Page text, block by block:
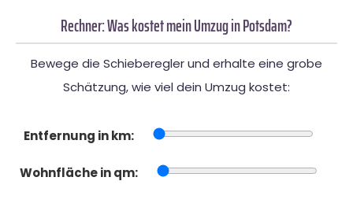
Rechner: Was kostet mein Umzug in Potsdam?
Bewege die Schieberegler und erhalte eine grobe
Schätzung, wie viel dein Umzug kostet:
Entfernung in km:
Wohnfläche in qm: